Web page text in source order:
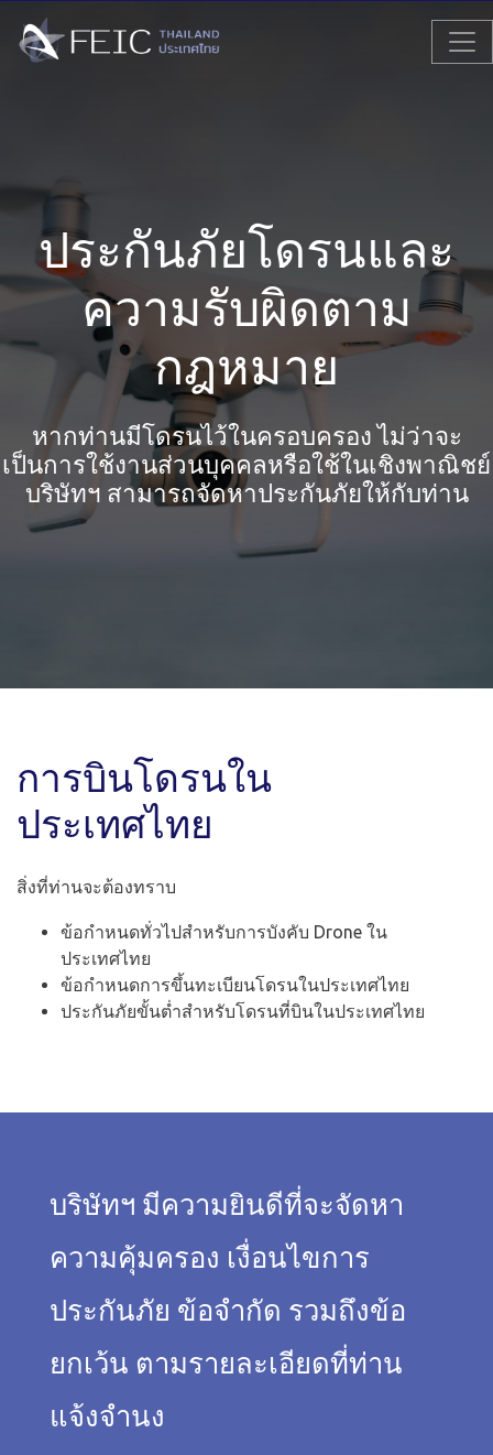
ประกันภัยโดรนและ
ความรับผิดตาม
กฎหมาย
หากท่านมีโดรนไว้ในครอบครอง ไม่ว่าจะ
เป็นการใช้งานส่วนบุคคลหรือใช้ในเชิงพาณิชย์
บริษัทฯ สามารถจัดหาประกันภัยให้กับท่าน
การบินโดรนใน
ประเทศไทย
สิ่งที่ท่านจะต้องทราบ
ข้อกำหนดทั่วไปสำหรับการบังคับ Drone ใน
ประเทศไทย
ข้อกำหนดการขึ้นทะเบียนโดรนในประเทศไทย
ประกันภัยขั้นต่ำสำหรับโดรนที่บินในประเทศไทย
บริษัทฯ มีความยินดีที่จะจัดหา
ความคุ้มครอง เงื่อนไขการ
ประกันภัย ข้อจำกัด รวมถึงข้อ
ยกเว้น ตามรายละเอียดที่ท่าน
แจ้งจำนง